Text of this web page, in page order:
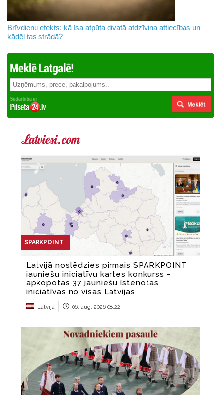
Brīvdienu efekts: kā īsa atpūta divatā atdzīvina attiecības un
kādēļ tas strādā?